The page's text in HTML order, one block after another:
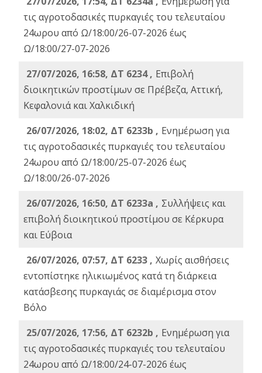
τις αγροτοδασικές πυρκαγιές του τελευταίου
24ωρου από Ω/18:00/26-07-2026 έως
Ω/18:00/27-07-2026
27/07/2026, 16:58, ΔΤ 6234 , Eπιβολή
διοικητικών προστίμων σε Πρέβεζα, Αττική,
Κεφαλονιά και Χαλκιδική
26/07/2026, 18:02, ΔΤ 6233b , Ενημέρωση για
τις αγροτοδασικές πυρκαγιές του τελευταίου
24ωρου από Ω/18:00/25-07-2026 έως
Ω/18:00/26-07-2026
26/07/2026, 16:50, ΔΤ 6233a , Συλλήψεις και
επιβολή διοικητικού προστίμου σε Κέρκυρα
και Εύβοια
26/07/2026, 07:57, ΔΤ 6233 , Χωρίς αισθήσεις
εντοπίστηκε ηλικιωμένος κατά τη διάρκεια
κατάσβεσης πυρκαγιάς σε διαμέρισμα στον
Βόλο
25/07/2026, 17:56, ΔΤ 6232b , Ενημέρωση για
τις αγροτοδασικές πυρκαγιές του τελευταίου
24ωρου από Ω/18:00/24-07-2026 έως